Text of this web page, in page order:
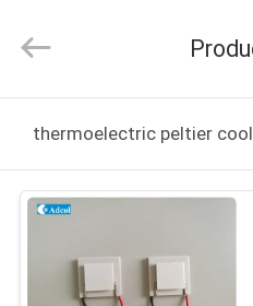
PRODUCTOS
VÍDEOS
(Guangzhou)
Rights
thermoelectric peltier